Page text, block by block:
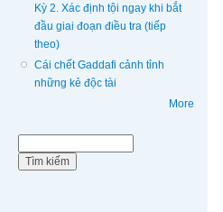
Kỳ 2. Xác định tội ngay khi bắt
đầu giai đoạn điều tra (tiếp
theo)
Cái chết Gaddafi cảnh tỉnh
những kẻ độc tài
More